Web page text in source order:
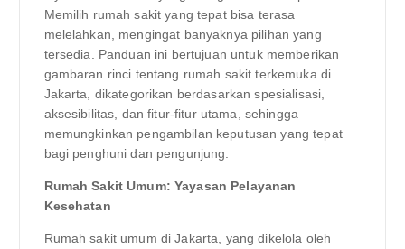
Memilih rumah sakit yang tepat bisa terasa
melelahkan, mengingat banyaknya pilihan yang
tersedia. Panduan ini bertujuan untuk memberikan
gambaran rinci tentang rumah sakit terkemuka di
Jakarta, dikategorikan berdasarkan spesialisasi,
aksesibilitas, dan fitur-fitur utama, sehingga
memungkinkan pengambilan keputusan yang tepat
bagi penghuni dan pengunjung.
Rumah Sakit Umum: Yayasan Pelayanan
Kesehatan
Rumah sakit umum di Jakarta, yang dikelola oleh